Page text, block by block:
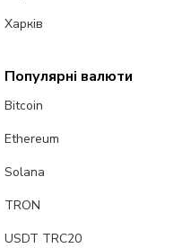
Харків
Популярні валюти
Bitcoin
Ethereum
Solana
TRON
USDT TRC20